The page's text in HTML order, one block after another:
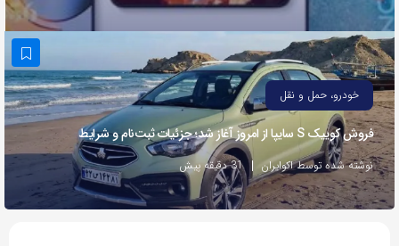
به
اشتراک
بگذارید.
کپی
لینک
خودرو، حمل و نقل
فروش کوییک S سایپا از امروز آغاز شد؛ جزئیات ثبت‌نام و شرایط
نوشته شده توسط اکوایران 31 دقیقه پیش